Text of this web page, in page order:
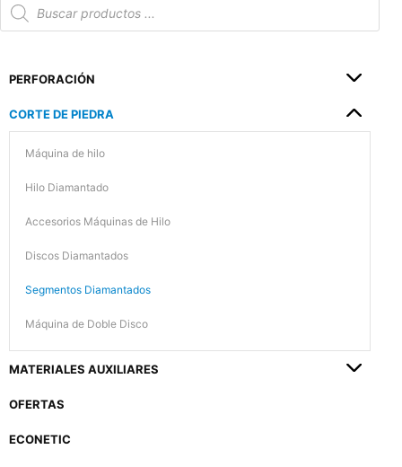
PERFORACIÓN
CORTE DE PIEDRA
Máquina de hilo
Hilo Diamantado
Accesorios Máquinas de Hilo
Discos Diamantados
Segmentos Diamantados
Máquina de Doble Disco
MATERIALES AUXILIARES
OFERTAS
ECONETIC